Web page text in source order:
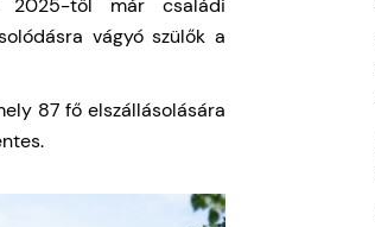
2025-től már családi
vágyó szülők a
87 fő elszállásolására